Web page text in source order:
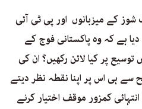
شوز کے میزبانوں اور پی ٹی آئی
ہے کہ وہ پاکستانی فوج کے
پر کیا لائن رکھیں؟ ان کی
ہی اس پر اپنا نقطہ نظر دیتے
کمزور موقف اختیار کرنے